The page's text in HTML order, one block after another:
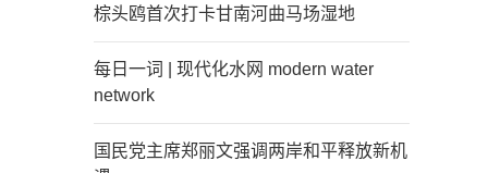
棕头鸥首次打卡甘南河曲马场湿地
每日一词 | 现代化水网 modern water
network
国民党主席郑丽文强调两岸和平释放新机